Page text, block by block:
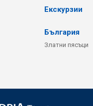
Екскурзии
България
Златни пясъци